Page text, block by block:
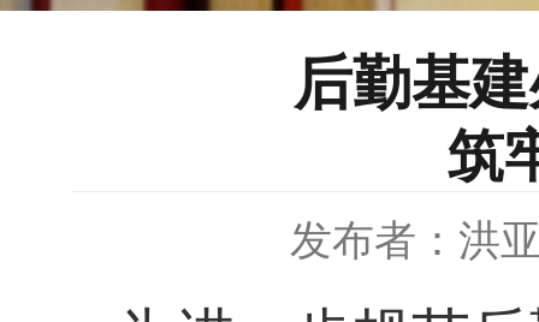
后勤基
筑
发布者：洪